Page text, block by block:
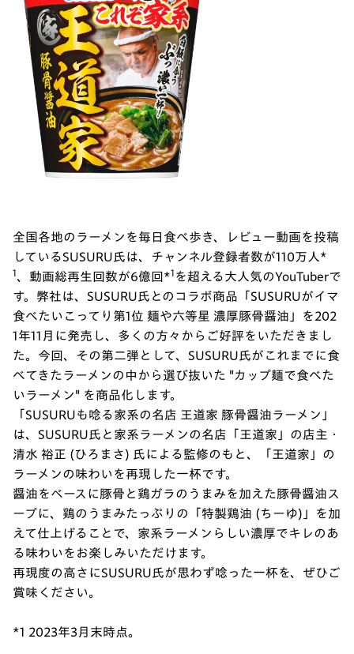
全国各地のラーメンを毎日食べ歩き、レビュー動画を投稿
しているSUSURU氏は、チャンネル登録者数が110万人*
1、動画総再生回数が6億回*1 を超える大人気のYouTuberで
す。弊社は、SUSURU氏とのコラボ商品「SUSURUがイマ
食べたいこってり第1位 麺や六等星 濃厚豚骨醤油」を202
1年11月に発売し、多くの方々からご好評をいただきまし
た。今回、その第二弾として、SUSURU氏がこれまでに食
べてきたラーメンの中から選び抜いた "カップ麺で食べた
いラーメン" を商品化します。
「SUSURUも唸る家系の名店 王道家 豚骨醤油ラーメン」
は、SUSURU氏と家系ラーメンの名店「王道家」の店主・
清水 裕正 (ひろまさ) 氏による監修のもと、「王道家」の
ラーメンの味わいを再現した一杯です。
醤油をベースに豚骨と鶏ガラのうまみを加えた豚骨醤油ス
ープに、鶏のうまみたっぷりの「特製鶏油 (ちーゆ)」を加
えて仕上げることで、家系ラーメンらしい濃厚でキレのあ
る味わいをお楽しみいただけます。
再現度の高さにSUSURU氏が思わず唸った一杯を、ぜひご
賞味ください。
*1 2023年3月末時点。